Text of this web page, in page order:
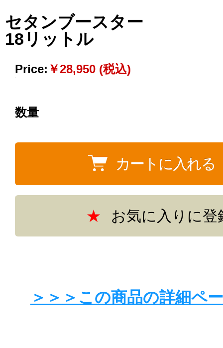
セタンブースター
18リットル
Price: ￥28,950 (税込)
数量
お気に入りに登
＞＞＞この商品の詳細ペ